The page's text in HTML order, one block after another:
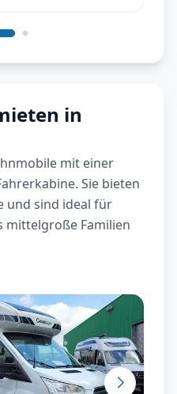
in
mit einer
Sie bieten
und sind ideal für
mittelgroße Familien